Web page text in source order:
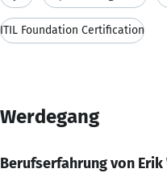
ITIL Foundation Certification
Werdegang
Berufserfahrung von